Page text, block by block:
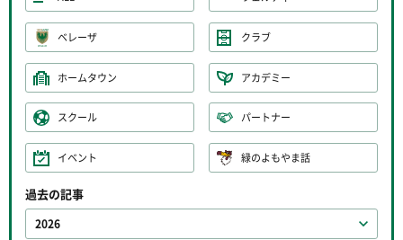
ベレーザ クラブ
ホームタウン アカデミー
スクール パートナー
イベント 緑のよもやま話
過去の記事
2026